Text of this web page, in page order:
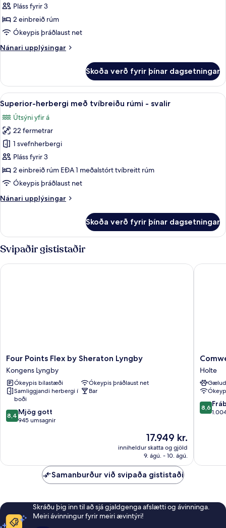
Pláss fyrir 3
2 einbreið rúm
Ókeypis þráðlaust net
Nánari upplýsingar
Nánari
Skoða verð fyrir þínar dagsetningar
Skoða
allar
myndir
fyrir
Superior-
herbergi
með
tvíbreiðu
-
Rúmföt af bestu gerð, dúnsængur,
6
Superior-herbergi með tvíbreiðu rúmi - svalir
Útsýni yfir á
22 fermetrar
1 svefnherbergi
Pláss fyrir 3
2 einbreið rúm EÐA 1 meðalstórt tvíbreitt rúm
Ókeypis þráðlaust net
Nánari upplýsingar
Nánari
herbergi
með
tvíbreiðu
rúmi
-
Skoða verð fyrir þínar dagsetningar
Svipaðir gististaðir
Four
Points
Flex
by
Sheraton
Lyngby
Kongens
Lyngby
Four Points Flex by Sheraton Lyngby
Kongens Lyngby
Ókeypis bílastæði
Ókeypis þráðlaust net
Samliggjandi herbergi í
boði
Bar
8.4
af
umsagnir
8,4 Mjög gott
945 umsagnir
Verðið
er
17.949 kr.
17.949 kr.
inniheldur skatta og gjöld
9. ágú. - 10. ágú.
Four Points Flex by Sheraton Lyngby
Comwell
Holte
Holte
Holte
8.6
af
8,6
Samanburður við svipaða gististaði
Skráðu þig inn til að sjá gjaldgenga afslætti og ávinninga.
Meiri ávinningur fyrir meiri ævintýri!